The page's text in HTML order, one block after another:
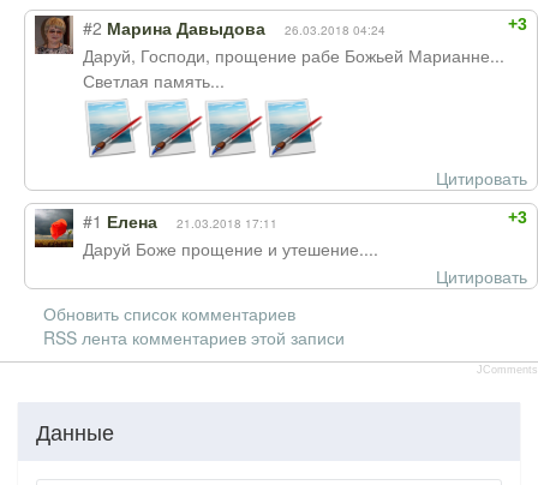
+3
#2 Марина Давыдова 26.03.2018 04:24
Даруй, Господи, прощение рабе Божьей Марианне...
Светлая память...
Цитировать
+3
#1 Елена 21.03.2018 17:11
Даруй Боже прощение и утешение....
Цитировать
Обновить список комментариев
RSS лента комментариев этой записи
JComments
Данные